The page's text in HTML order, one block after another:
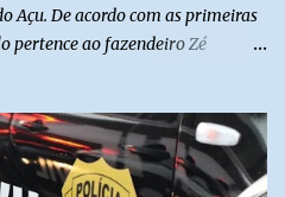
Açu. De acordo com as primeiras
pertence ao fazendeiro Zé
em que ela estava em frente à
Ainda conforme relatos de
roupas semelhantes a